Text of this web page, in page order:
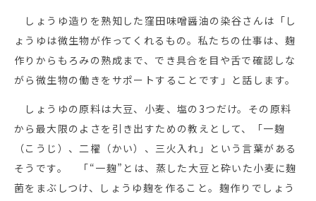
しょうゆ造りを熟知した窪田味噌醤油の染谷さんは「し
ょうゆは微生物が作ってくれるもの。私たちの仕事は、麹
作りからもろみの熟成まで、でき具合を目や舌で確認しな
がら微生物の働きをサポートすることです」と話します。
しょうゆの原料は大豆、小麦、塩の3つだけ。その原料
から最大限のよさを引き出すための教えとして、「一麹
（こうじ）、二櫂（かい）、三火入れ」という言葉がある
そうです。 「“一麹”とは、蒸した大豆と砕いた小麦に麹
菌をまぶしつけ、しょうゆ麹を作ること。麹作りでしょう